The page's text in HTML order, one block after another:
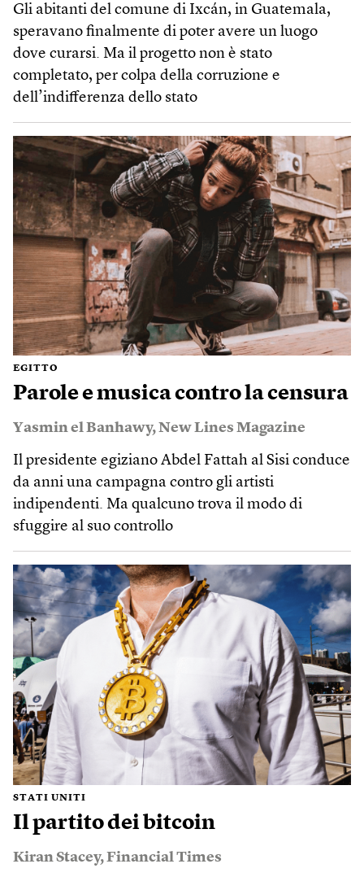
Gli abitanti del comune di Ixcán, in Guatemala,
speravano finalmente di poter avere un luogo
dove curarsi. Ma il progetto non è stato
completato, per colpa della corruzione e
dell’indifferenza dello stato
EGITTO
Parole e musica contro la censura
Yasmin el Banhawy,New Lines Magazine
Il presidente egiziano Abdel Fattah al Sisi conduce
da anni una campagna contro gli artisti
indipendenti. Ma qualcuno trova il modo di
sfuggire al suo controllo
STATI UNITI
Il partito dei bitcoin
Kiran Stacey,Financial Times